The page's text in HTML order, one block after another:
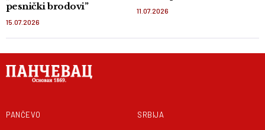
pesnički brodovi”
15.07.2026
11.07.2026
PANČEVO SRBIJA